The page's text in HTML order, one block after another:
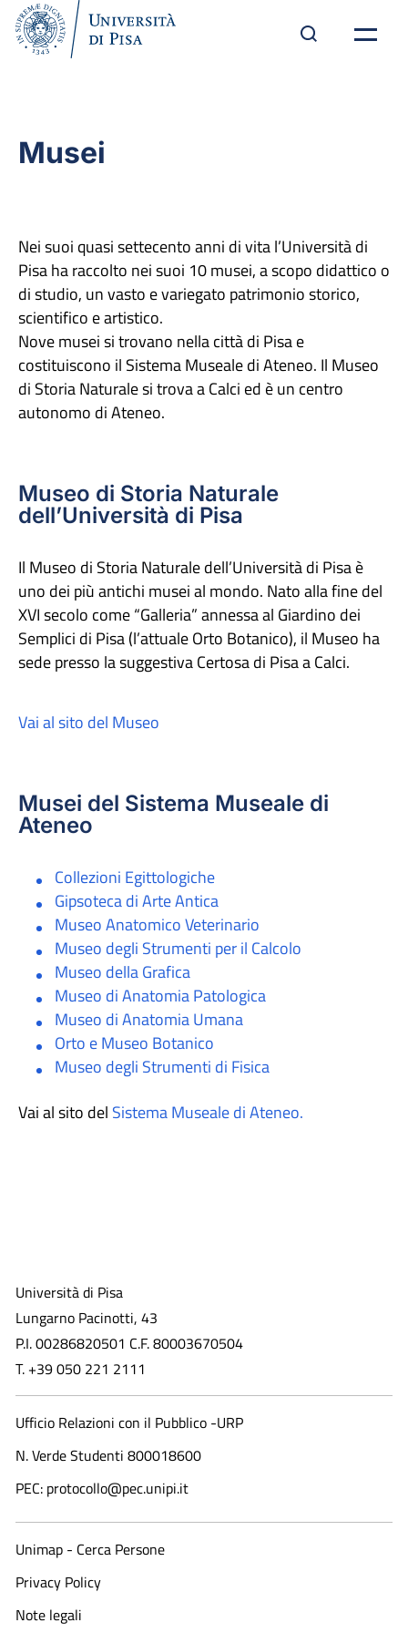
Musei
Nei suoi quasi settecento anni di vita l’Università di
Pisa ha raccolto nei suoi 10 musei, a scopo didattico o
di studio, un vasto e variegato patrimonio storico,
scientifico e artistico.
Nove musei si trovano nella città di Pisa e
costituiscono il Sistema Museale di Ateneo. Il Museo
di Storia Naturale si trova a Calci ed è un centro
autonomo di Ateneo.
Museo di Storia Naturale
dell’Università di Pisa
Il Museo di Storia Naturale dell’Università di Pisa è
uno dei più antichi musei al mondo. Nato alla fine del
XVI secolo come “Galleria” annessa al Giardino dei
Semplici di Pisa (l’attuale Orto Botanico), il Museo ha
sede presso la suggestiva Certosa di Pisa a Calci.
Vai al sito del Museo
Musei del Sistema Museale di
Ateneo
Collezioni Egittologiche
Gipsoteca di Arte Antica
Museo Anatomico Veterinario
Museo degli Strumenti per il Calcolo
Museo della Grafica
Museo di Anatomia Patologica
Museo di Anatomia Umana
Orto e Museo Botanico
Museo degli Strumenti di Fisica
Vai al sito del Sistema Museale di Ateneo.
Università di Pisa
Lungarno Pacinotti, 43
P.I. 00286820501 C.F. 80003670504
T. +39 050 221 2111
Ufficio Relazioni con il Pubblico -URP
N. Verde Studenti 800018600​
PEC: protocollo@pec.unipi.it
Unimap - Cerca Persone
Privacy Policy
Note legali